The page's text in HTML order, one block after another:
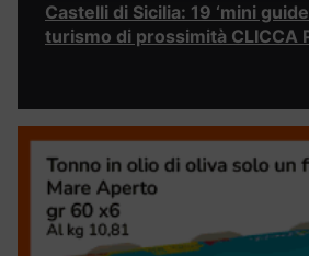
Castelli di Sicilia: 19 ‘mini
turismo di prossimità CLICCA